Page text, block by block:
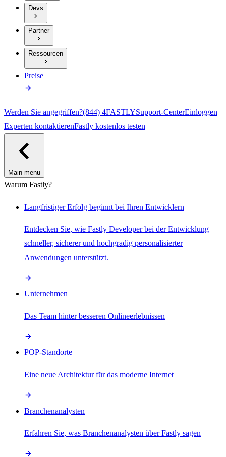
Devs
Partner
Ressourcen
Preise
Werden Sie angegriffen?(844) 4FASTLYSupport-CenterEinloggen
Experten kontaktierenFastly kostenlos testen
Main menu
Warum Fastly?
Langfristiger Erfolg beginnt bei Ihren Entwicklern
Entdecken Sie, wie Fastly Developer bei der Entwicklung
schneller, sicherer und hochgradig personalisierter
Anwendungen unterstützt.
Unternehmen
Das Team hinter besseren Onlineerlebnissen
POP-Standorte
Eine neue Architektur für das moderne Internet
Branchenanalysten
Erfahren Sie, was Branchenanalysten über Fastly sagen